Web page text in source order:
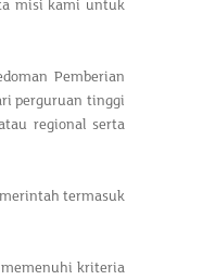
misi kami untuk
Pemberian
perguruan tinggi
regional serta
termasuk
kriteria